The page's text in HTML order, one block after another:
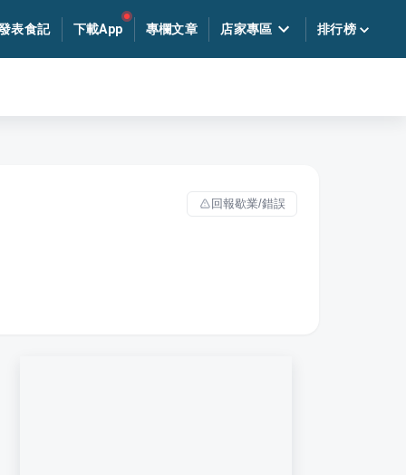
表食記 下載App 專欄文章 店家專區 排行榜
回報歇業/錯誤